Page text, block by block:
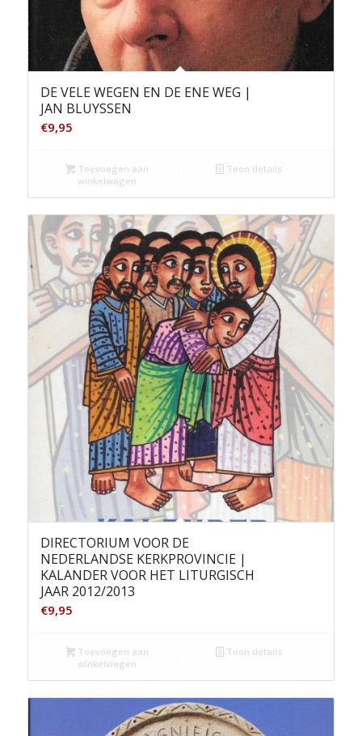
DE VELE WEGEN EN DE ENE WEG |
JAN BLUYSSEN
€9,95
Toevoegen aan
winkelwagen
Toon details
DIRECTORIUM VOOR DE
NEDERLANDSE KERKPROVINCIE |
KALANDER VOOR HET LITURGISCH
JAAR 2012/2013
€9,95
Toevoegen aan
winkelwagen
Toon details